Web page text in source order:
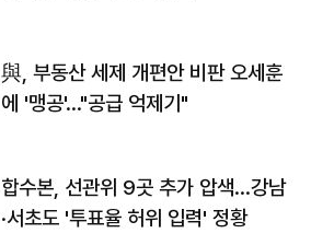
與, 부동산 세제 개편안 비판 오세훈
에 '맹공'…"공급 억제기"
합수본, 선관위 9곳 추가 압색…강남
·서초도 '투표율 허위 입력' 정황